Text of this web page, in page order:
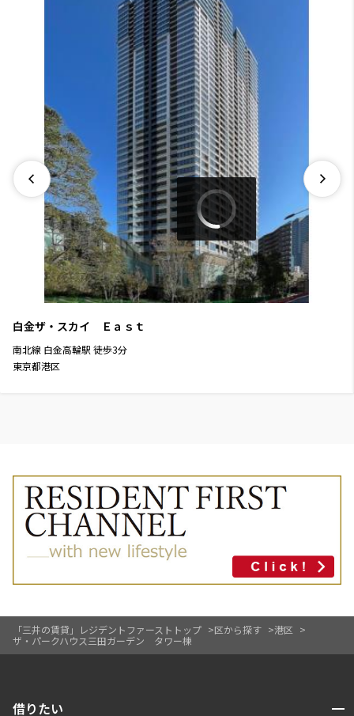
「三井の賃貸」レジデントファーストトップ 区から探す
港区
ザ・パークハウス三田ガーデン タワー棟
白金ザ・スカイ Ｅａｓｔ
南北線 白金高輪駅 徒歩3分
東京都港区
借りたい 開閉